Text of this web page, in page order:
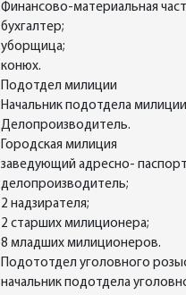
Финансово-материальная
бухгалтер;
уборщица;
конюх.
Подотдел милиции
Начальник подотдела
Делопроизводитель.
Городская милиция
заведующий адресно-
делопроизводитель;
2 надзирателя;
2 старших милиционера;
8 младших милиционеров.
Подототдел уголовного
начальник подотдела